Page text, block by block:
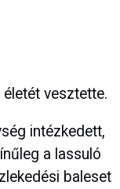
vesztette.
intézkedett,
a lassuló
baleset